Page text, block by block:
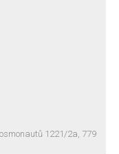
1221/2a, 779